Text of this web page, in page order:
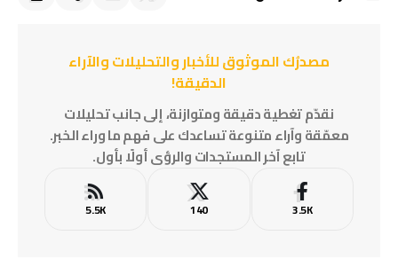
مصدرُك الموثوق للأخبار والتحليلات والآراء
الدقيقة!
نقدّم تغطية دقيقة ومتوازنة، إلى جانب تحليلات
معمّقة وآراء متنوعة تساعدك على فهم ما وراء الخبر.
تابع آخر المستجدات والرؤى أولًا بأول.
3.5K
140
5.5K